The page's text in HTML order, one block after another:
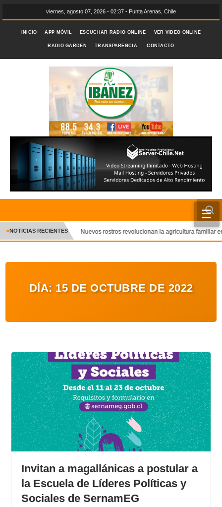
viernes, agosto 07, 2026 - 02:37 - Punta Arenas, Chile
INICIO APP MÓVIL ESCUCHAR RADIO ONLINE VER VIDEO ONLINE
RADIO GARDEN TRANSPARENCIA. CONTACTO
☰
INICIO
CRÓNICA
ENTRETENIMIENTO Y CULTURA
AUDIOS
VIDEOS
GALERIA DE FOTOS
APP MÓVIL
●NOTICIAS RECIENTES Nuevos rostros revolucionan la agricultura familiar
DÍA: 15 DE OCTUBRE DE 2022
Invitan a magallánicas a postular a
la Escuela de Líderes Políticas y
Sociales de SernamEG